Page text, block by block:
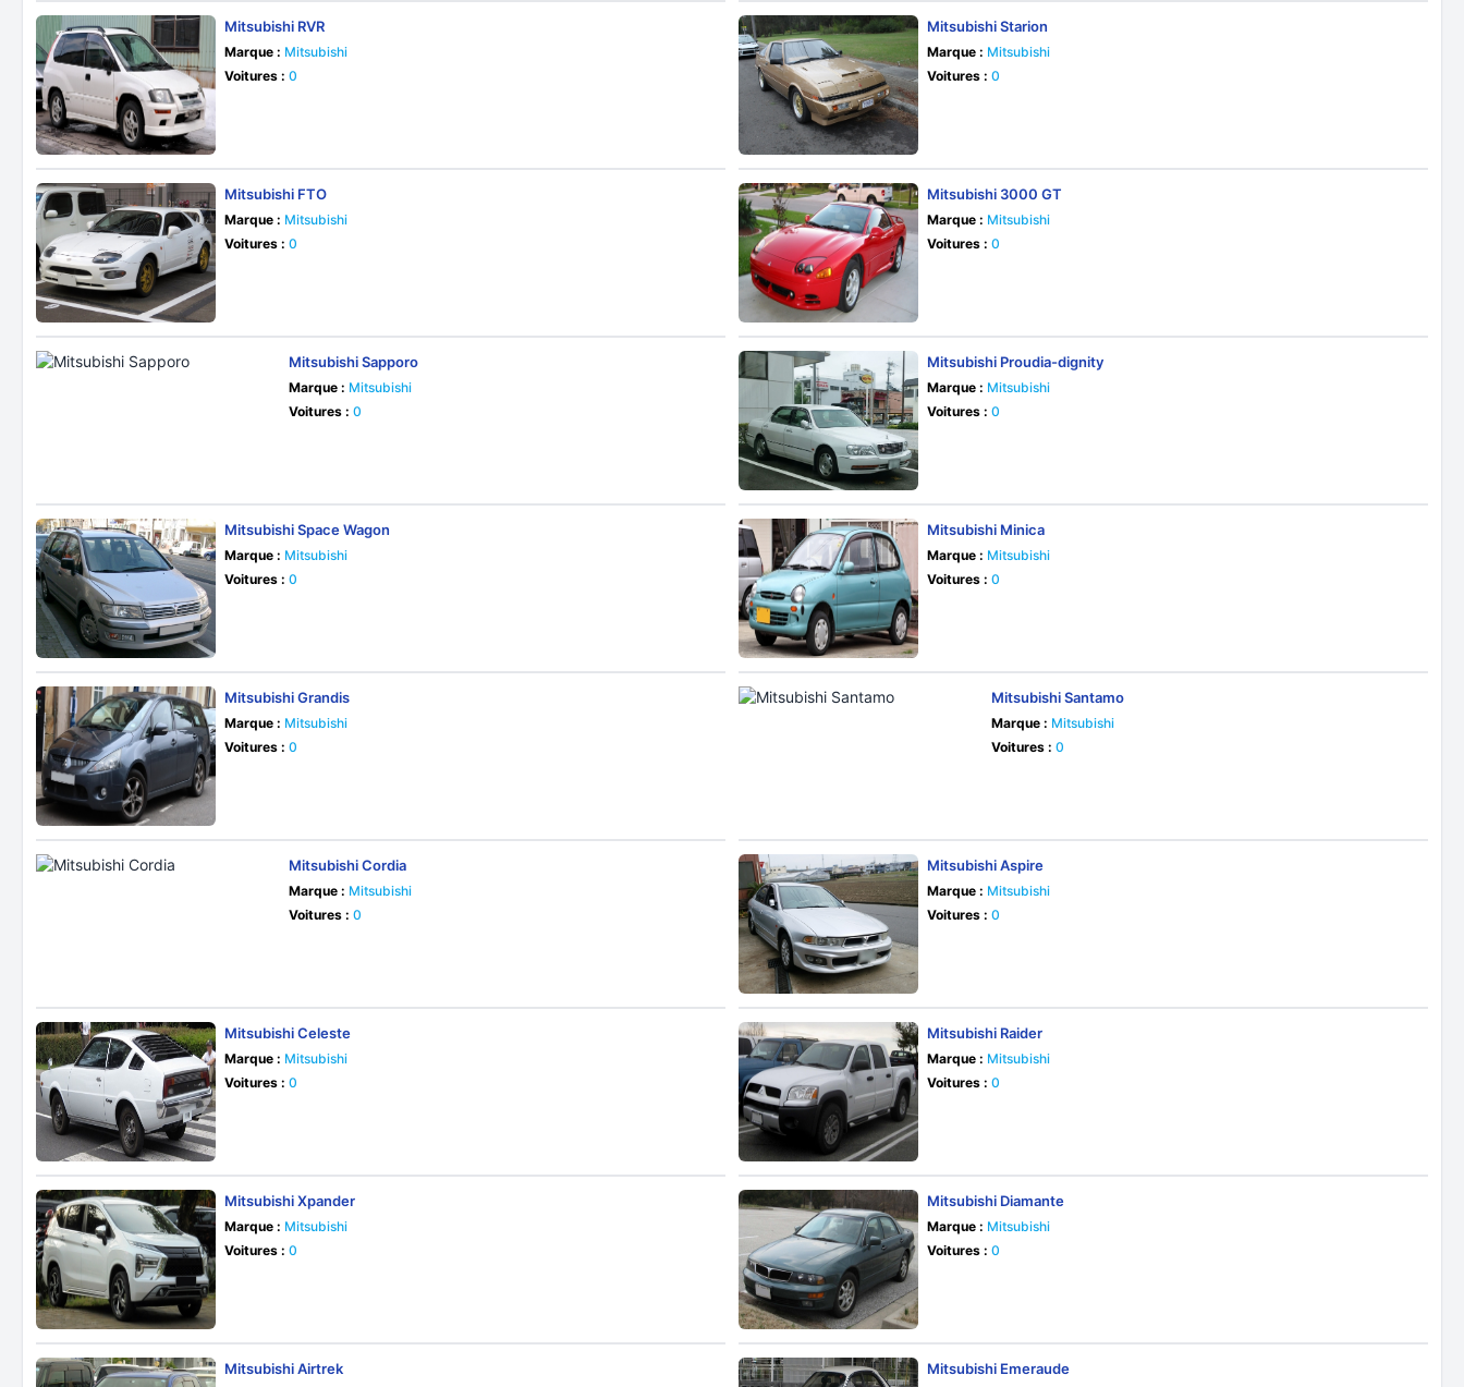
Mitsubishi RVR
Marque : Mitsubishi
Voitures : 0
Mitsubishi Starion
Marque : Mitsubishi
Voitures : 0
Mitsubishi FTO
Marque : Mitsubishi
Voitures : 0
Mitsubishi 3000 GT
Marque : Mitsubishi
Voitures : 0
Mitsubishi Sapporo
Marque : Mitsubishi
Voitures : 0
Mitsubishi Proudia-dignity
Marque : Mitsubishi
Voitures : 0
Mitsubishi Space Wagon
Marque : Mitsubishi
Voitures : 0
Mitsubishi Minica
Marque : Mitsubishi
Voitures : 0
Mitsubishi Grandis
Marque : Mitsubishi
Voitures : 0
Mitsubishi Santamo
Marque : Mitsubishi
Voitures : 0
Mitsubishi Cordia
Marque : Mitsubishi
Voitures : 0
Mitsubishi Aspire
Marque : Mitsubishi
Voitures : 0
Mitsubishi Celeste
Marque : Mitsubishi
Voitures : 0
Mitsubishi Raider
Marque : Mitsubishi
Voitures : 0
Mitsubishi Xpander
Marque : Mitsubishi
Voitures : 0
Mitsubishi Diamante
Marque : Mitsubishi
Voitures : 0
Mitsubishi Airtrek Mitsubishi Emeraude